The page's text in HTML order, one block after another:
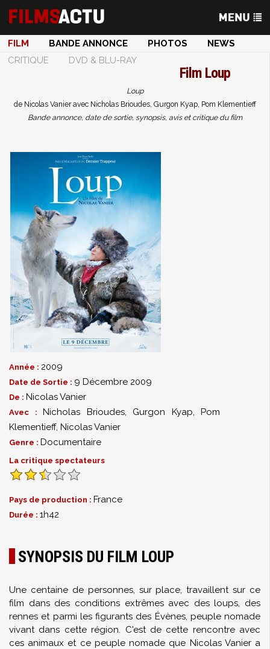
FILM BANDE ANNONCE PHOTOS
NEWS
CRITIQUE
DVD & BLU-RAY
Film Loup
Loup
de Nicolas Vanier avec Nicholas Brioudes, Gurgon Kyap, Pom Klementieff
Bande annonce, date de sortie, synopsis, avis et critique du film
Année : 2009
Date de Sortie : 9 Décembre 2009
De : Nicolas Vanier
Avec : Nicholas Brioudes, Gurgon Kyap, Pom
Klementieff, Nicolas Vanier
Genre : Documentaire
La critique spectateurs
Pays de production : France
Durée : 1h42
SYNOPSIS DU FILM LOUP
Une centaine de personnes, sur place, travaillent sur ce
film dans des conditions extrêmes avec des loups, des
rennes et parmi les figurants des Évènes, peuple nomade
vivant dans cette région. C'est de cette rencontre avec
ces animaux et ce peuple nomade que Nicolas Vanier a